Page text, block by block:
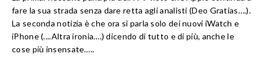
fare la sua strada senza dare retta agli analisti (Deo Gratias….).
La seconda notizia è che ora si parla solo dei nuovi iWatch e
iPhone (....Altra ironia….) dicendo di tutto e di più, anche le
cose più insensate…..